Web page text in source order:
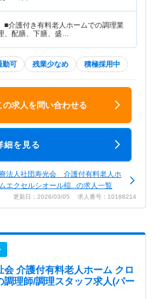
■介護付き有料老人ホームでの調理業
、配膳、下膳、盛…
勤可 残業少なめ 積極採用中
の求人を問い合わせる
細を見る
法人社団寿光会 介護付有料老人ホ
エクセルシオール稲...の求人一覧
更新日：2026/03/05 求人番号：10188214
介護付有料老人ホーム クロ
調理師/調理スタッフ求人(パー